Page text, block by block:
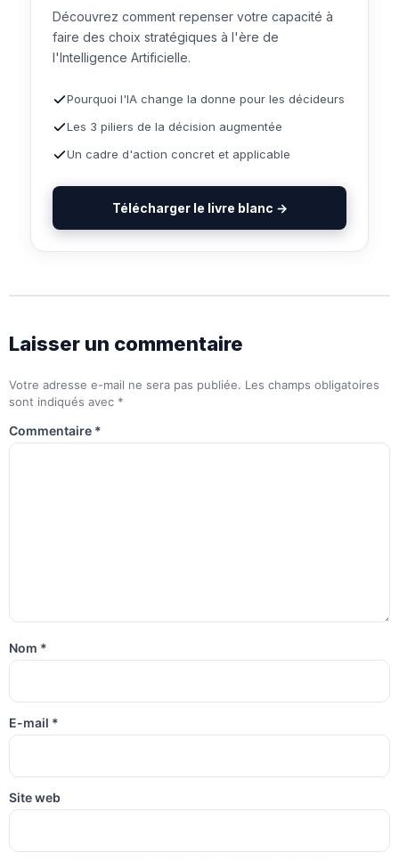
Découvrez comment repenser votre capacité à
faire des choix stratégiques à l'ère de
l'Intelligence Artificielle.
Pourquoi l'IA change la donne pour les décideurs
Les 3 piliers de la décision augmentée
Un cadre d'action concret et applicable
Télécharger le livre blanc →
Laisser un commentaire
Votre adresse e-mail ne sera pas publiée. Les champs obligatoires
sont indiqués avec *
Commentaire *
Nom *
E-mail *
Site web